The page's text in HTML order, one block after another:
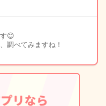
😊
調べてみますね！